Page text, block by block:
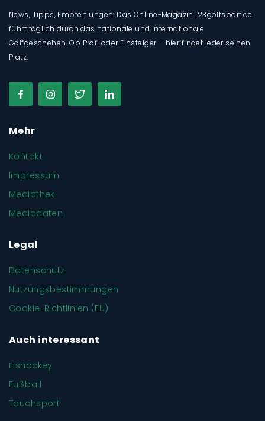
News, Tipps, Empfehlungen: Das Online-Magazin 123golfsport.de
führt täglich durch das nationale und internationale
Golfgeschehen. Ob Profi oder Einsteiger – hier findet jeder seinen
Platz.
Mehr
Kontakt
Impressum
Mediathek
Mediadaten
Legal
Datenschutz
Nutzungsbestimmungen
Cookie-Richtlinien (EU)
Auch interessant
Eishockey
Fußball
Tauchsport